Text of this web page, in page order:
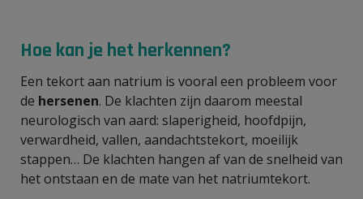
Hoe kan je het herkennen?
Een tekort aan natrium is vooral een probleem voor
de hersenen. De klachten zijn daarom meestal
neurologisch van aard: slaperigheid, hoofdpijn,
verwardheid, vallen, aandachtstekort, moeilijk
stappen… De klachten hangen af van de snelheid van
het ontstaan en de mate van het natriumtekort.